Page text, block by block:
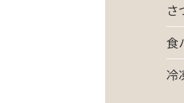
さ
食
冷